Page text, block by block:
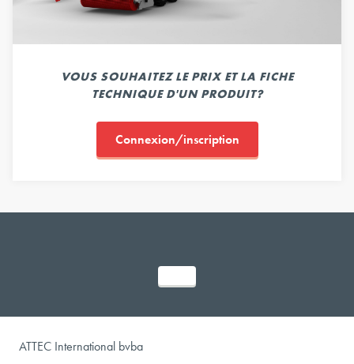
VOUS SOUHAITEZ LE PRIX ET LA FICHE
TECHNIQUE D'UN PRODUIT?
Connexion/inscription
ATTEC International bvba